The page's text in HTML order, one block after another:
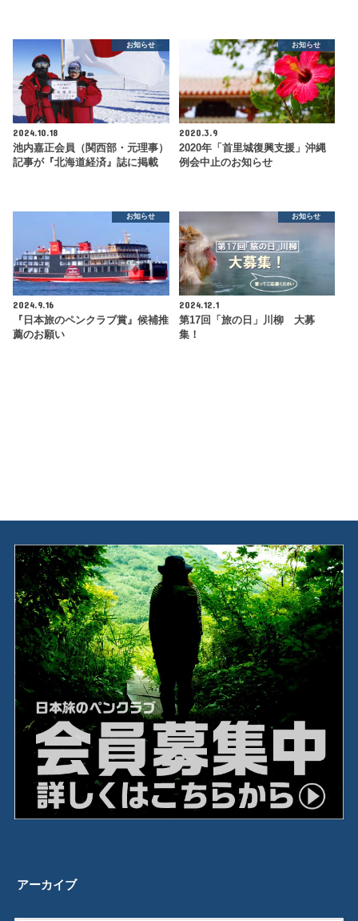
お知らせ
2024.10.18
池内嘉正会員（関西部・元理事）
記事が『北海道経済』誌に掲載
お知らせ
2020.3.9
2020年「首里城復興支援」沖縄
例会中止のお知らせ
お知らせ
2024.9.16
『日本旅のペンクラブ賞』候補推
薦のお願い
お知らせ
2024.12.1
第17回「旅の日」川柳 大募
集！
アーカイブ